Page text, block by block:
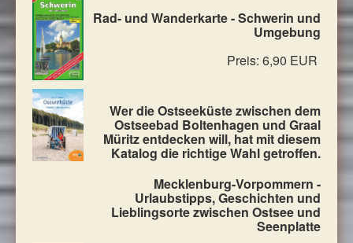
Rad- und Wanderkarte - Schwerin und
Umgebung
Preis: 6,90 EUR
Wer die Ostseeküste zwischen dem
Ostseebad Boltenhagen und Graal
Müritz entdecken will, hat mit diesem
Katalog die richtige Wahl getroffen.
Mecklenburg-Vorpommern -
Urlaubstipps, Geschichten und
Lieblingsorte zwischen Ostsee und
Seenplatte